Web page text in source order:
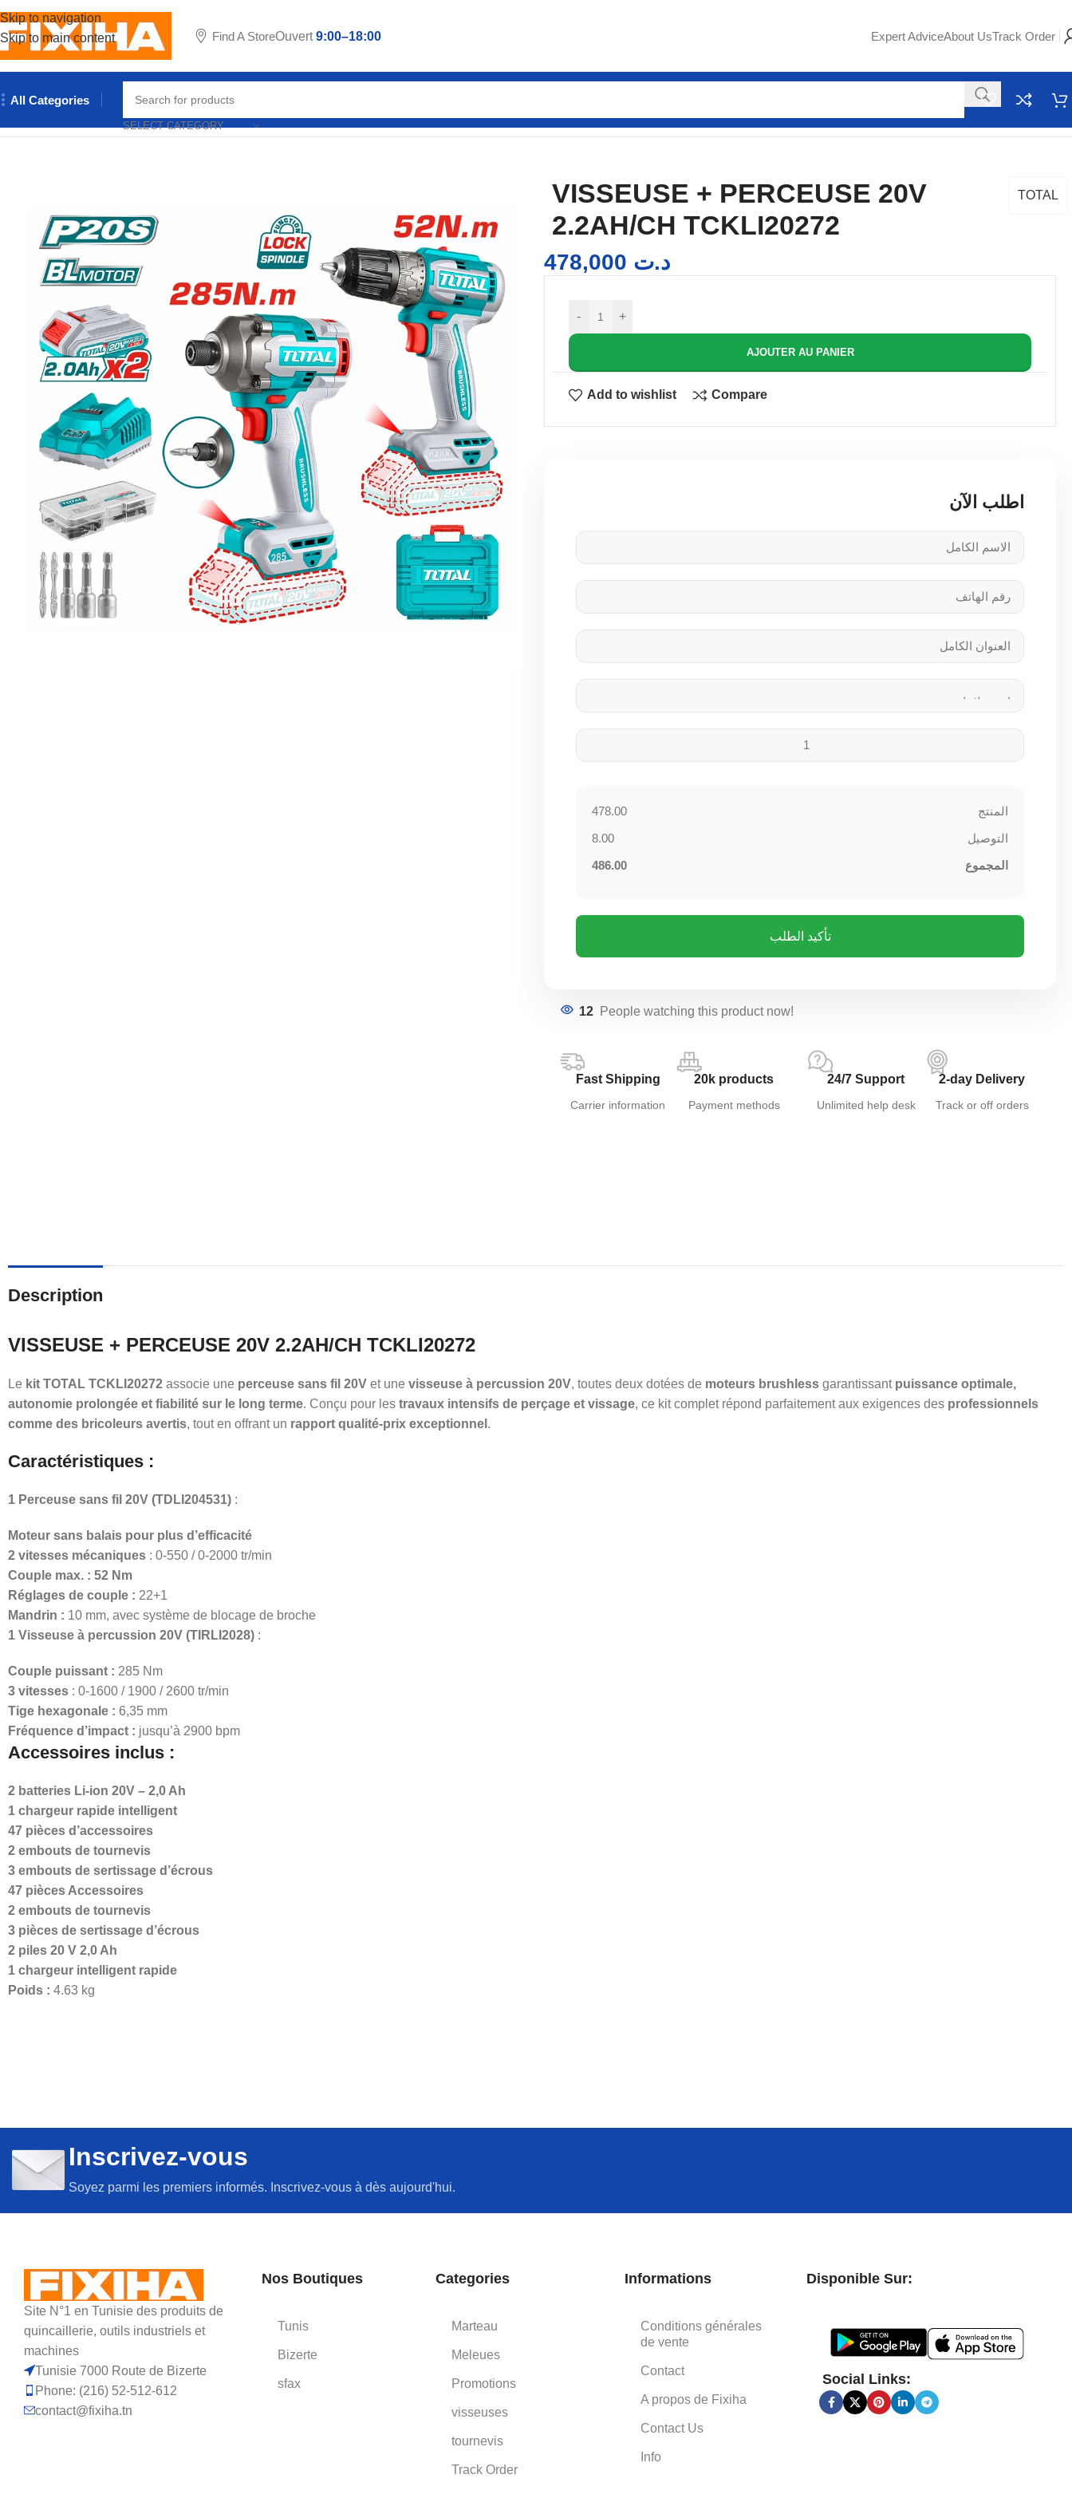
Skip to navigation
Skip to main content
Find A StoreOuvert9:00–18:00 Expert AdviceAbout UsTrack Order
All Categories
SELECT CATEGORY
Outillages & Equipements/Electroportatifs/Perceuse/VISSEUSE + PERCEUSE 20V 2.2AH/CH TCKLI20272
VISSEUSE + PERCEUSE 20V
2.2AH/CH TCKLI20272
TOTAL
د.ت
- +
AJOUTER AU PANIER
Add to wishlist Compare
اطلب الآن
المنتج
478.00
التوصيل
8.00
المجموع
486.00
تأكيد الطلب
12 People watching this product now!
Fast Shipping
Carrier information
20k products
Payment methods
24/7 Support
Unlimited help desk
2-day Delivery
Track or off orders
Description
VISSEUSE + PERCEUSE 20V 2.2AH/CH TCKLI20272
Le kit TOTAL TCKLI20272 associe une perceuse sans fil 20V et une visseuse à percussion 20V, toutes deux dotées de moteurs brushless garantissant puissance optimale,
autonomie prolongée et fiabilité sur le long terme. Conçu pour les travaux intensifs de perçage et vissage, ce kit complet répond parfaitement aux exigences des professionnels
comme des bricoleurs avertis, tout en offrant un rapport qualité-prix exceptionnel .
Caractéristiques :
1 Perceuse sans fil 20V (TDLI204531) :
Moteur sans balais pour plus d’efficacité
2 vitesses mécaniques : 0-550 / 0-2000 tr/min
Couple max. : 52 Nm
Réglages de couple : 22+1
Mandrin : 10 mm, avec système de blocage de broche
1 Visseuse à percussion 20V (TIRLI2028) :
Couple puissant : 285 Nm
3 vitesses : 0-1600 / 1900 / 2600 tr/min
Tige hexagonale : 6,35 mm
Fréquence d’impact : jusqu’à 2900 bpm
Accessoires inclus :
2 batteries Li-ion 20V – 2,0 Ah
1 chargeur rapide intelligent
47 pièces d’accessoires
2 embouts de tournevis
3 embouts de sertissage d’écrous
47 pièces Accessoires
2 embouts de tournevis
3 pièces de sertissage d’écrous
2 piles 20 V 2,0 Ah
1 chargeur intelligent rapide
Poids : 4.63 kg
Inscrivez-vous
Soyez parmi les premiers informés. Inscrivez-vous à dès aujourd'hui.
Site N°1 en Tunisie des produits de
quincaillerie, outils industriels et
machines
Tunisie 7000 Route de Bizerte
Phone: (216) 52-512-612
contact@fixiha.tn
Nos Boutiques
Tunis
Bizerte
sfax
Categories
Marteau
Meleues
Promotions
visseuses
tournevis
Track Order
Informations
Conditions générales
de vente
Contact
A propos de Fixiha
Contact Us
Info
Disponible Sur:
Social Links: